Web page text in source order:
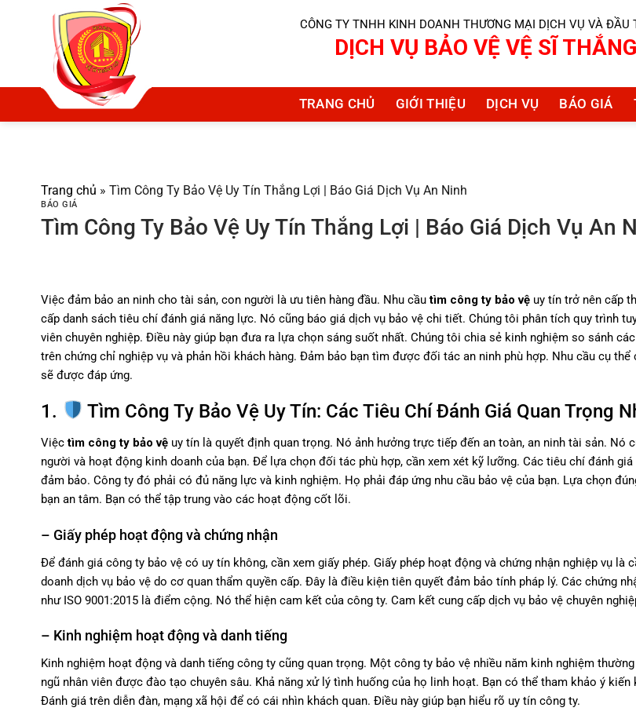
CÔNG TY TNHH KINH DOANH THƯƠNG MẠI DỊCH VỤ VÀ ĐẦU
DỊCH VỤ BẢO VỆ VỆ SĨ
TRANG CHỦ GIỚI THIỆU DỊCH VỤ BÁO GIÁ
Trang chủ » Tìm Công Ty Bảo Vệ Uy Tín Thắng Lợi | Báo Giá Dịch Vụ An Ninh
BÁO GIÁ
Tìm Công Ty Bảo Vệ Uy Tín Thắng Lợi | Báo Giá Dịch Vụ An
Việc đảm bảo an ninh cho tài sản, con người là ưu tiên hàng đầu. Nhu cầutìm công ty bảo vệ uy tín trở nên cấp
cấp danh sách tiêu chí đánh giá năng lực. Nó cũng báo giá dịch vụ bảo vệ chi tiết. Chúng tôi phân tích quy trình
viên chuyên nghiệp. Điều này giúp bạn đưa ra lựa chọn sáng suốt nhất. Chúng tôi chia sẻ kinh nghiệm so sánh
trên chứng chỉ nghiệp vụ và phản hồi khách hàng. Đảm bảo bạn tìm được đối tác an ninh phù hợp. Nhu cầu cụ thể
sẽ được đáp ứng.
1. Tìm Công Ty Bảo Vệ Uy Tín: Các Tiêu Chí Đánh Giá Quan Trọng
Việctìm công ty bảo vệ uy tín là quyết định quan trọng. Nó ảnh hưởng trực tiếp đến an toàn, an ninh tài sản. Nó
người và hoạt động kinh doanh của bạn. Để lựa chọn đối tác phù hợp, cần xem xét kỹ lưỡng. Các tiêu chí đánh
đảm bảo. Công ty đó phải có đủ năng lực và kinh nghiệm. Họ phải đáp ứng nhu cầu bảo vệ của bạn. Lựa chọn
bạn an tâm. Bạn có thể tập trung vào các hoạt động cốt lõi.
– Giấy phép hoạt động và chứng nhận
Để đánh giá công ty bảo vệ có uy tín không, cần xem giấy phép. Giấy phép hoạt động và chứng nhận nghiệp vụ là
doanh dịch vụ bảo vệ do cơ quan thẩm quyền cấp. Đây là điều kiện tiên quyết đảm bảo tính pháp lý. Các chứng
như ISO 9001:2015 là điểm cộng. Nó thể hiện cam kết của công ty. Cam kết cung cấp dịch vụ bảo vệ chuyên
– Kinh nghiệm hoạt động và danh tiếng
Kinh nghiệm hoạt động và danh tiếng công ty cũng quan trọng. Một công ty bảo vệ nhiều năm kinh nghiệm
ngũ nhân viên được đào tạo chuyên sâu. Khả năng xử lý tình huống của họ linh hoạt. Bạn có thể tham khảo ý kiến
Đánh giá trên diễn đàn, mạng xã hội để có cái nhìn khách quan. Điều này giúp bạn hiểu rõ uy tín công ty.